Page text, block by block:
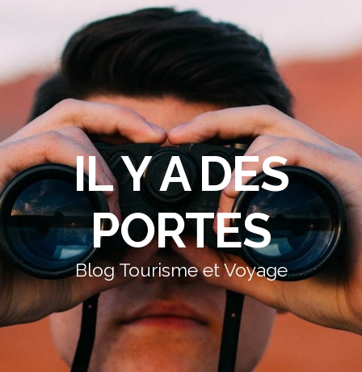
IL Y A DES
PORTES
Blog Tourisme et Voyage